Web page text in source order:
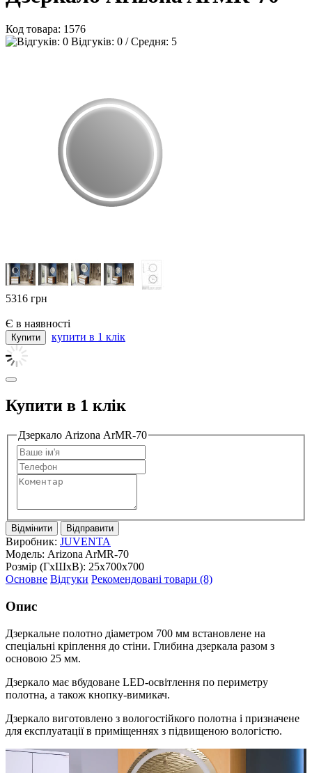
Код товара: 1576
Відгуків: 0 / Средня: 5
5316 грн
Є в наявності
купити в 1 клік
Купити в 1 клік
Дзеркало Arizona ArMR-70
Відмінити Відправити
Виробник: JUVENTA
Модель: Arizona ArMR-70
Розмір (ГxШxВ): 25x700x700
Основне Відгуки Рекомендовані товари (8)
Опис
Дзеркальне полотно діаметром 700 мм встановлене на
спеціальні кріплення до стіни. Глибина дзеркала разом з
основою 25 мм.
Дзеркало має вбудоване LED-освітлення по периметру
полотна, а також кнопку-вимикач.
Дзеркало виготовлено з вологостійкого полотна і призначене
для експлуатації в приміщеннях з підвищеною вологістю.